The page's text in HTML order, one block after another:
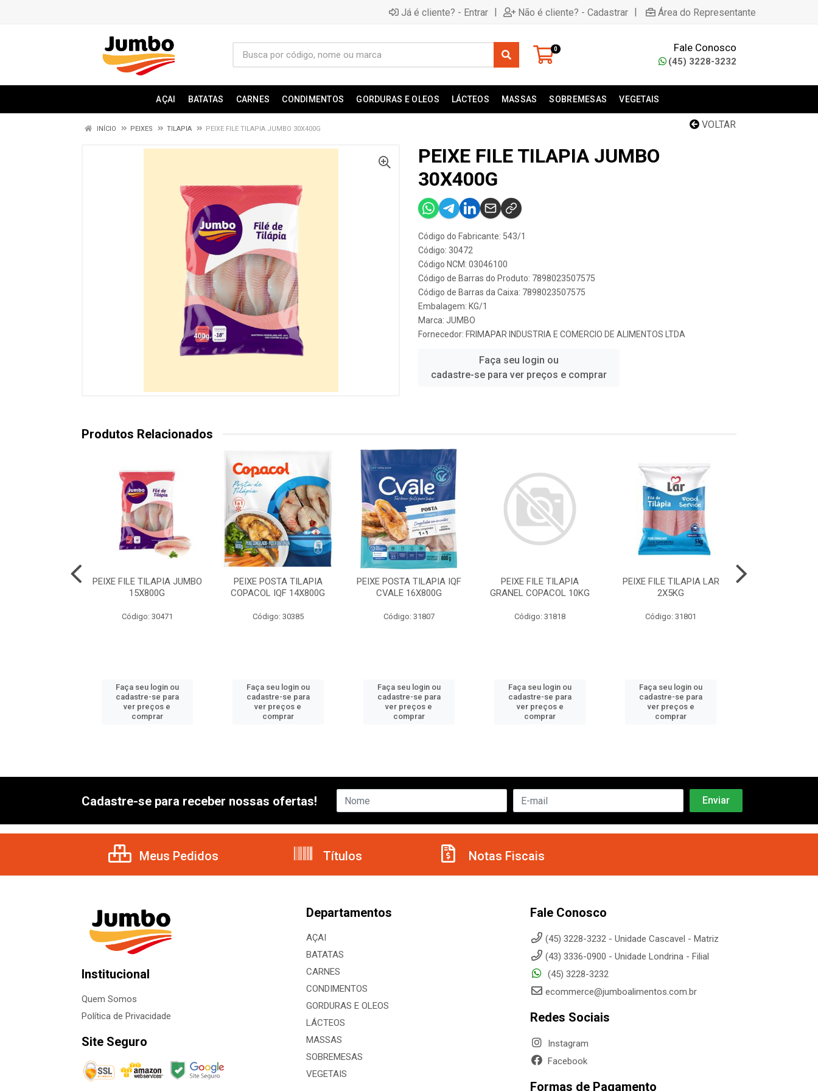
Já é cliente? - Entrar | Não é cliente? - Cadastrar | Área do Representante
0 Fale Conosco
(45) 3228-3232
AÇAI BATATAS CARNES CONDIMENTOS GORDURAS E OLEOS LÁCTEOS MASSAS SOBREMESAS VEGETAIS
VOLTAR
INÍCIO PEIXES TILAPIA PEIXE FILE TILAPIA JUMBO 30X400G
PEIXE FILE TILAPIA JUMBO
30X400G
Código do Fabricante: 543/1
Código: 30472
Código NCM: 03046100
Código de Barras do Produto: 7898023507575
Código de Barras da Caixa: 7898023507575
Embalagem: KG/1
Marca: JUMBO
Fornecedor: FRIMAPAR INDUSTRIA E COMERCIO DE ALIMENTOS LTDA
Faça seu login ou
cadastre-se para ver preços e comprar
Produtos Relacionados
PEIXE FILE TILAPIA JUMBO
15X800G
Código: 30471
Faça seu login ou
cadastre-se para
ver preços e
comprar
PEIXE POSTA TILAPIA
COPACOL IQF 14X800G
Código: 30385
Faça seu login ou
cadastre-se para
ver preços e
comprar
PEIXE POSTA TILAPIA IQF
CVALE 16X800G
Código: 31807
Faça seu login ou
cadastre-se para
ver preços e
comprar
PEIXE FILE TILAPIA
GRANEL COPACOL 10KG
Código: 31818
Faça seu login ou
cadastre-se para
ver preços e
comprar
PEIXE FILE TILAPIA LAR
2X5KG
Código: 31801
Faça seu login ou
cadastre-se para
ver preços e
comprar
Cadastre-se para receber nossas ofertas!
Meus Pedidos Títulos Notas Fiscais
Institucional
Quem Somos
Política de Privacidade
Site Seguro
Departamentos
AÇAI
BATATAS
CARNES
CONDIMENTOS
GORDURAS E OLEOS
LÁCTEOS
MASSAS
SOBREMESAS
VEGETAIS
Fale Conosco
(45) 3228-3232 - Unidade Cascavel - Matriz
(43) 3336-0900 - Unidade Londrina - Filial
(45) 3228-3232
ecommerce@jumboalimentos.com.br
Redes Sociais
Instagram
Facebook
Formas de Pagamento